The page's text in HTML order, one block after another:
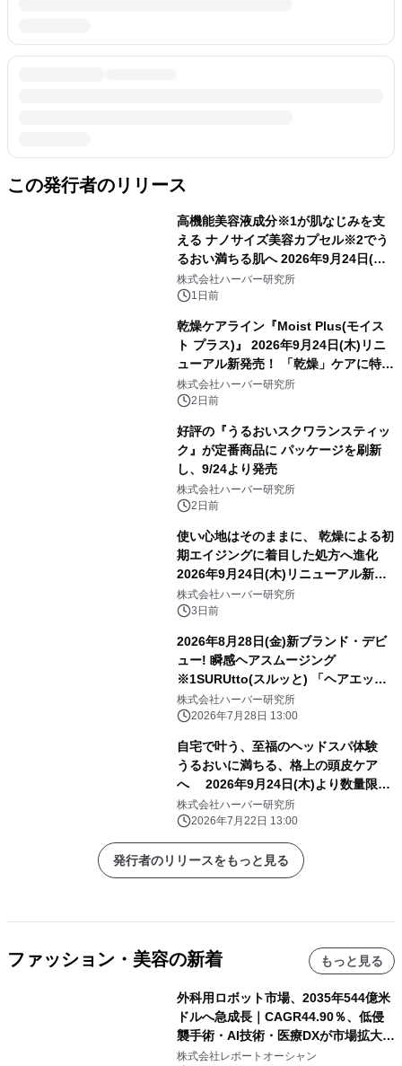
この発行者のリリース
高機能美容液成分※1が肌なじみを支
える ナノサイズ美容カプセル※2でう
るおい満ちる肌へ 2026年9月24日(木)
よりリニューアル新発売 『ディープモ
イストセラム』
株式会社ハーバー研究所
1日前
乾燥ケアライン『Moist Plus(モイス
ト プラス)』 2026年9月24日(木)リニ
ューアル新発売！ 「乾燥」ケアに特化
し、ライン使いで潤いに満ちた肌へ
株式会社ハーバー研究所
2日前
好評の『うるおいスクワランスティッ
ク』が定番商品に パッケージを刷新
し、9/24より発売
株式会社ハーバー研究所
2日前
使い心地はそのままに、 乾燥による初
期エイジングに着目した処方へ進化
2026年9月24日(木)リニューアル新発
売！ ハリ・つや満ちる、3D成分※1配
合のジェルクリーム 『モイスチャーエ
株式会社ハーバー研究所
3日前
2026年8月28日(金)新ブランド・デビ
ュー! 瞬感ヘアスムージング
※1SURUtto(スルッと) 「ヘアエッセ
ンスオイル」「ヘアトリートメントミ
スト」 全国のロフト※2・PLAZA※2
株式会社ハーバー研究所
2026年7月28日 13:00
自宅で叶う、至福のヘッドスパ体験
うるおいに満ちる、格上の頭皮ケア
へ 2026年9月24日(木)より数量限定
発売！ 『地肌マッサージクレンズ』
株式会社ハーバー研究所
2026年7月22日 13:00
発行者のリリースをもっと見る
ファッション・美容の新着 もっと見る
外科用ロボット市場、2035年544億米
ドルへ急成長｜CAGR44.90％、低侵
襲手術・AI技術・医療DXが市場拡大を
牽引
株式会社レポートオーシャン